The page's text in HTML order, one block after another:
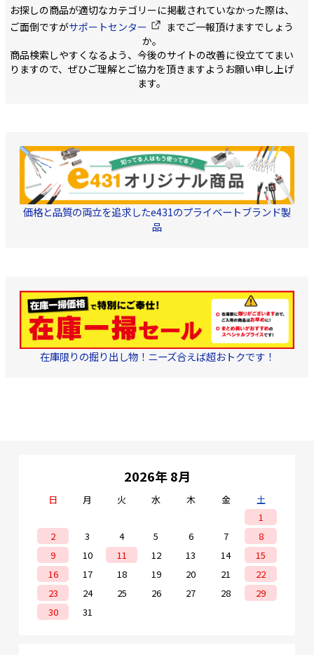
3,224MHz ・材質 本体:
黄銅 ピン:黄
銅(24K金メッキ) ・1セッ
グ、ピン)
径:1.5mm 絶縁体標準
厚:0.6mm 心数と長さを
選択してご注文くださ
量: 160g
お探しの商品が適切なカテゴリーに掲載されていなかった際は、
ご面倒ですがサポートセンター
までご一報頂けますでしょう
か。
商品検索しやすくなるよう、今後のサイトの改善に役立ててまい
りますので、ぜひご理解とご協力を頂きますようお願い申し上げ
ます。
価格と品質の両立を追求したe431のプライベートブランド製
品
在庫限りの掘り出し物！ニーズ合えば超おトクです！
2026年 8月
日 月 火 水 木 金
土
1
2
3 4 5 6 7
8
9
10 11 12 13 14
15
16
17 18 19 20 21
22
23
24 25 26 27 28
29
30
31